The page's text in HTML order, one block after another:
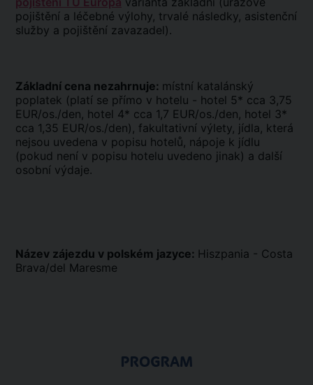
pojištění a léčebné výlohy, trvalé následky, asistenční
služby a pojištění zavazadel).
Základní cena nezahrnuje: místní katalánský
poplatek (platí se přímo v hotelu - hotel 5* cca 3,75
EUR/os./den, hotel 4* cca 1,7 EUR/os./den, hotel 3*
cca 1,35 EUR/os./den), fakultativní výlety, jídla, která
nejsou uvedena v popisu hotelů, nápoje k jídlu
(pokud není v popisu hotelu uvedeno jinak) a další
osobní výdaje.
Název zájezdu v polském jazyce: Hiszpania - Costa
Brava/del Maresme
PROGRAM